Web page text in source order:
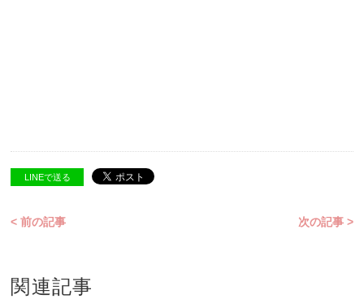
LINEで送る
< 前の記事 次の記事 >
関連記事